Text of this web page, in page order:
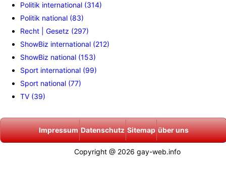
Politik international (314)
Politik national (83)
Recht | Gesetz (297)
ShowBiz international (212)
ShowBiz national (153)
Sport international (99)
Sport national (77)
TV (39)
Impressum Datenschutz Sitemap über uns
Copyright @ 2026 gay-web.info